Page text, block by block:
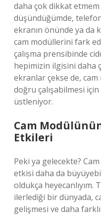
daha çok dikkat
düşündüğümde,
ekranın önünde ya da
cam modüllerini fark
çalışma prensibinde
hepimizin ilgisini daha
ekranlar çekse de,
doğru çalışabilmesi
üstleniyor.
Cam
Etkileri
Peki ya gelecekte?
etkisi daha da
oldukça heyecanlıyım.
ilerlediği bir dünyada,
gelişmesi ve daha